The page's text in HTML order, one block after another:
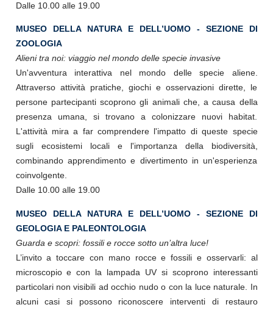
Dalle 10.00 alle 19.00
MUSEO DELLA NATURA E DELL’UOMO - SEZIONE DI
ZOOLOGIA
Alieni tra noi: viaggio nel mondo delle specie invasive
Un'avventura interattiva nel mondo delle specie aliene.
Attraverso attività pratiche, giochi e osservazioni dirette, le
persone partecipanti scoprono gli animali che, a causa della
presenza umana, si trovano a colonizzare nuovi habitat.
L'attività mira a far comprendere l'impatto di queste specie
sugli ecosistemi locali e l'importanza della biodiversità,
combinando apprendimento e divertimento in un'esperienza
coinvolgente.
Dalle 10.00 alle 19.00
MUSEO DELLA NATURA E DELL’UOMO - SEZIONE DI
GEOLOGIA E PALEONTOLOGIA
Guarda e scopri: fossili e rocce sotto un’altra luce!
L’invito a toccare con mano rocce e fossili e osservarli: al
microscopio e con la lampada UV si scoprono interessanti
particolari non visibili ad occhio nudo o con la luce naturale. In
alcuni casi si possono riconoscere interventi di restauro